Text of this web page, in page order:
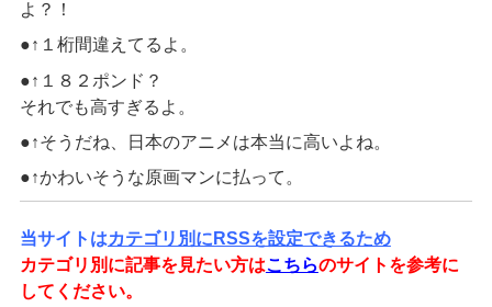
よ？！
●↑１桁間違えてるよ。
●↑１８２ポンド？
それでも高すぎるよ。
●↑そうだね、日本のアニメは本当に高いよね。
●↑かわいそうな原画マンに払って。
当サイトはカテゴリ別にRSSを設定できるため
カテゴリ別に記事を見たい方はこちらのサイトを参考に
してください。